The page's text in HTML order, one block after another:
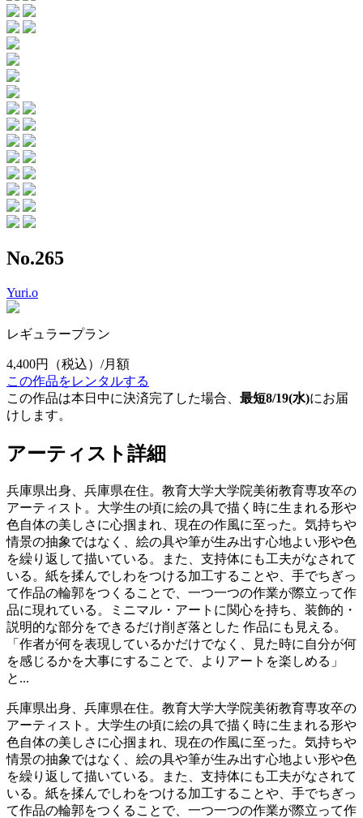
No.265
Yuri.o
レギュラープラン
4,400円
（税込）/月額
この作品をレンタルする
この作品は本日中に決済完了した場合、 最短8/19(水)にお届
けします。
アーティスト詳細
兵庫県出身、兵庫県在住。教育大学大学院美術教育専攻卒の
アーティスト。大学生の頃に絵の具で描く時に生まれる形や
色自体の美しさに心掴まれ、現在の作風に至った。気持ちや
情景の抽象ではなく、絵の具や筆が生み出す心地よい形や色
を繰り返して描いている。また、支持体にも工夫がなされて
いる。紙を揉んでしわをつける加工することや、手でちぎっ
て作品の輪郭をつくることで、一つ一つの作業が際立って作
品に現れている。ミニマル・アートに関心を持ち、装飾的・
説明的な部分をできるだけ削ぎ落とした 作品にも見える。
「作者が何を表現しているかだけでなく、見た時に自分が何
を感じるかを大事にすることで、よりアートを楽しめる」
と...
兵庫県出身、兵庫県在住。教育大学大学院美術教育専攻卒の
アーティスト。大学生の頃に絵の具で描く時に生まれる形や
色自体の美しさに心掴まれ、現在の作風に至った。気持ちや
情景の抽象ではなく、絵の具や筆が生み出す心地よい形や色
を繰り返して描いている。また、支持体にも工夫がなされて
いる。紙を揉んでしわをつける加工することや、手でちぎっ
て作品の輪郭をつくることで、一つ一つの作業が際立って作